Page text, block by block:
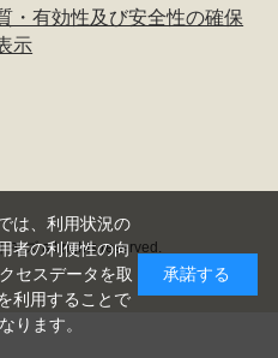
・有効性及び安全性の確保
示
モズ all rights reserved.
は、利用状況の
者の利便性の向
セスデータを取
利用することで
ります。
承諾する